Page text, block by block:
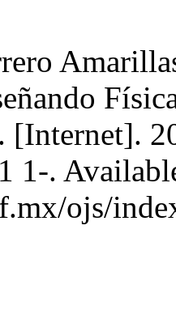
[Internet].
1-.
ojs/